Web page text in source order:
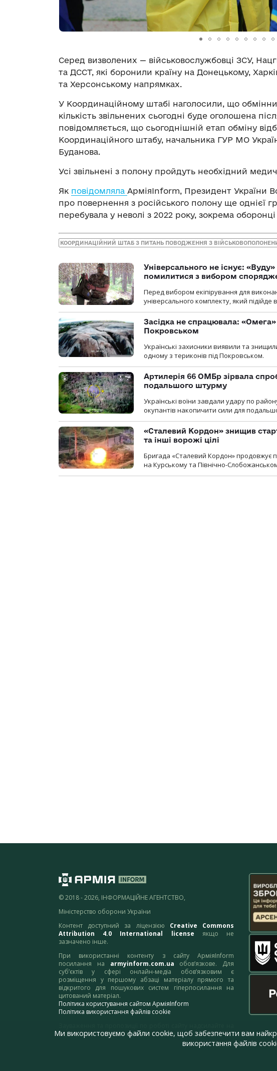
Серед визволених — військовослужбовці ЗСУ,
та ДССТ, які боронили країну на Донецькому,
та Херсонському напрямках.
У Координаційному штабі наголосили, що
кількість звільнених сьогодні буде оголошена
повідомляється, що сьогоднішній етап обміну
Координаційного штабу, начальника ГУР МО
Буданова.
Усі звільнені з полону пройдуть необхідний
Як повідомляла АрміяInform, Президент України
про повернення з російського полону ще однієї
перебувала у неволі з 2022 року, зокрема
КООРДИНАЦІЙНИЙ ШТАБ З ПИТАНЬ ПОВОДЖЕННЯ З
Універсального не існує:
помилитися з вибором
Перед вибором екіпірування для
універсального комплекту, який підійде
Засідка не спрацювала:
Покровськом
Українські захисники виявили та
одному з териконів під Покровськом.
Артилерія 66 ОМБр зірвала
подальшого штурму
Українські воїни завдали удару по
окупантів накопичити сили для
«Сталевий Кордон» знищив
та інші ворожі цілі
Бригада «Сталевий Кордон» продовжує
на Курському та Північно-
© 2018 - 2026, ІНФОРМАЦІЙНЕ АГЕНТСТВО,
Міністерство оборони України
Контент доступний за ліцензією Creative Commons
Attribution 4.0 International license якщо не
зазначено інше.
При використанні контенту з сайту АрміяInform
посилання на armyinform.com.ua обов’язкове. Для
суб’єктів у сфері онлайн-медіа обов’язковим є
розміщення у першому абзаці матеріалу прямого та
відкритого для пошукових систем гіперпосилання на
цитований матеріал.
Політика користування сайтом АрміяInform
Політика використання файлів cookie
адресу:webmaster@armyinform.com.ua
Ми використовуємо файли cookie, щоб забезпечити вам
використання файлів